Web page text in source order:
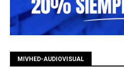
MIVHED-AUDIOVISUAL